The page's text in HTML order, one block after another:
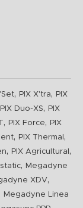
, PIX X'tra,
PIX
PIX Duo-XS,
PIX
, PIX Force,
PIX
, PIX Thermal ,
, PIX Agricultural ,
,
Megadyne
XDV,
Megadyne Linea